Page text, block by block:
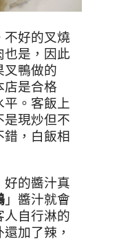
不好的叉燒
也是，因此
叉鴨做的
店是合格
平。客飯上
是現炒但不
錯，白飯相
好的醬汁真
」醬汁就會
人自行淋的
加了辣，